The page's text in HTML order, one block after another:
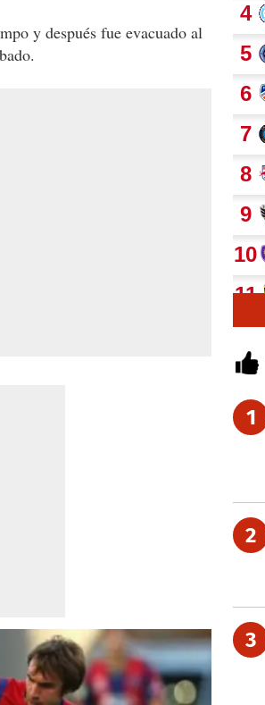
y después fue evacuado al
1
2
3